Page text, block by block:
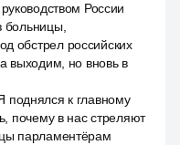
России
больницы,
обстрел российских
выходим, но вновь в
к главному
почему в нас стреляют
парламентёрам